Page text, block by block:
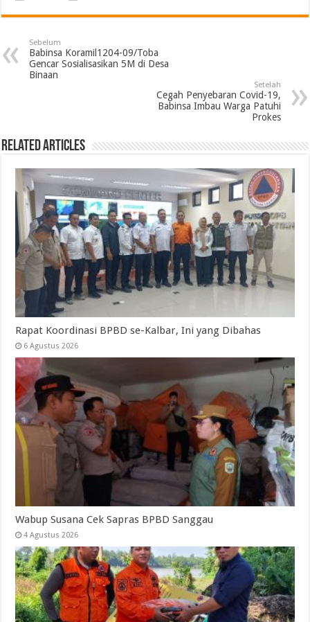
Sebelum
Babinsa Koramil1204-09/Toba
Gencar Sosialisasikan 5M di Desa
Binaan
Setelah
Cegah Penyebaran Covid-19,
Babinsa Imbau Warga Patuhi
Prokes
Related Articles
Rapat Koordinasi BPBD se-Kalbar, Ini yang Dibahas
6 Agustus 2026
Wabup Susana Cek Sapras BPBD Sanggau
4 Agustus 2026